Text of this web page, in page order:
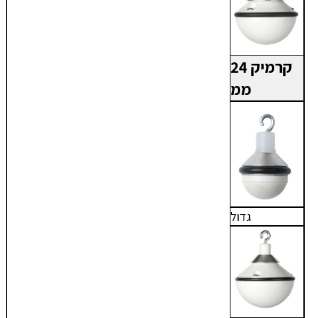
קרמיק 24
ממ
גדול